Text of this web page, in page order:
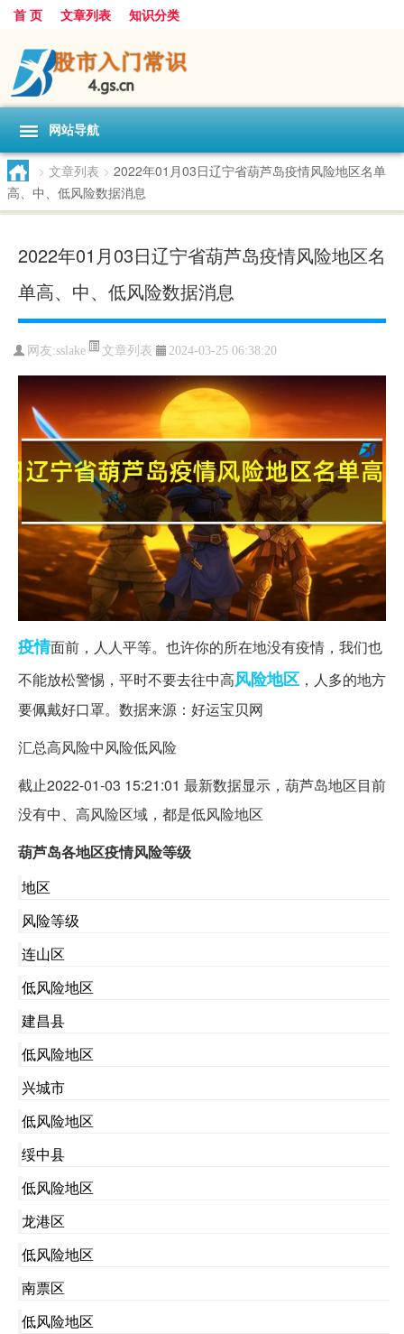
首 页 文章列表 知识分类
网站导航
> 文章列表 > 2022年01月03日辽宁省葫芦岛疫情风险地区名单
高、中、低风险数据消息
2022年01月03日辽宁省葫芦岛疫情风险地区名
单高、中、低风险数据消息
网友:sslake 文章列表 2024-03-25 06:38:20
疫情面前，人人平等。也许你的所在地没有疫情，我们也
不能放松警惕，平时不要去往中高风险地区 ，人多的地方
要佩戴好口罩。数据来源：好运宝贝网
汇总高风险中风险低风险
截止2022-01-03 15:21:01 最新数据显示，葫芦岛地区目前
没有中、高风险区域，都是低风险地区
葫芦岛各地区疫情风险等级
地区
风险等级
连山区
低风险地区
建昌县
低风险地区
兴城市
低风险地区
绥中县
低风险地区
龙港区
低风险地区
南票区
低风险地区